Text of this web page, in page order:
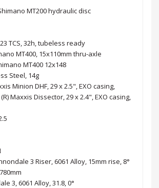
MT200 hydraulic disc
TCS, 32h, tubeless ready
MT400, 15x110mm thru-axle
MT400 12x148
Steel, 14g
Minion DHF, 29 x 2.5", EXO casing,
Maxxis Dissector, 29 x 2.4", EXO casing,
3 Riser, 6061 Alloy, 15mm rise, 8°
3, 6061 Alloy, 31.8, 0°